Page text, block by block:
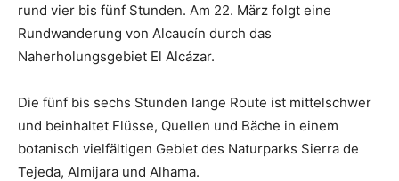
rund vier bis fünf Stunden. Am 22. März folgt eine
Rundwanderung von Alcaucín durch das
Naherholungsgebiet El Alcázar.
Die fünf bis sechs Stunden lange Route ist mittelschwer
und beinhaltet Flüsse, Quellen und Bäche in einem
botanisch vielfältigen Gebiet des Naturparks Sierra de
Tejeda, Almijara und Alhama.